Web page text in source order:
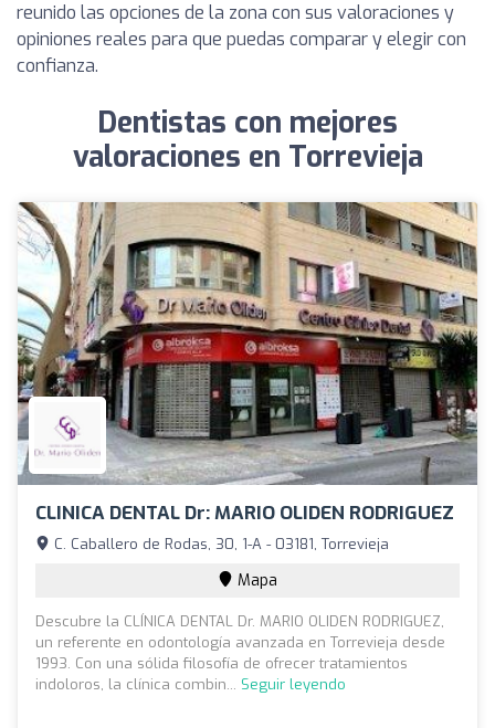
reunido las opciones de la zona con sus valoraciones y
opiniones reales para que puedas comparar y elegir con
confianza.
Dentistas con mejores
valoraciones en Torrevieja
CLINICA DENTAL Dr: MARIO OLIDEN RODRIGUEZ
C. Caballero de Rodas, 30, 1-A - 03181, Torrevieja
Mapa
Descubre la CLÍNICA DENTAL Dr. MARIO OLIDEN RODRIGUEZ,
un referente en odontología avanzada en Torrevieja desde
1993. Con una sólida filosofía de ofrecer tratamientos
indoloros, la clínica combin... Seguir leyendo